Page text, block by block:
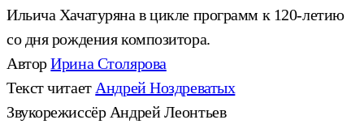
Ильича Хачатуряна в цикле программ к 120-летию
со дня рождения композитора.
АвторИрина Столярова
Текст читает Андрей Ноздреватых
Звукорежиссёр Андрей Леонтьев